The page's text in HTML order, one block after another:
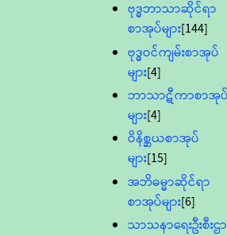
ဗုဒ္ဓဘာသာဆိုင်ရာ
စာအုပ်များ[144]
ဗုဒ္ဓဝင်ကျမ်းစာအုပ်
များ[4]
ဘာသာဋီကာစာအုပ်
များ[4]
ဝိနိစ္ဆယစာအုပ်
များ[15]
အဘိဓမ္မာဆိုင်ရာ
စာအုပ်များ[6]
သာသနာရေးဦးစီးဌာ